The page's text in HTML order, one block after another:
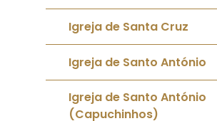
Ver Igreja Direções
Igreja de Santa Cruz
Ver Igreja Direções
Igreja de Santo António
Ver Igreja
Igreja de Santo António
(Capuchinhos)